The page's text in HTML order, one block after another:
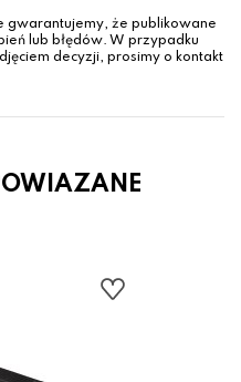
gwarantujemy, że publikowane
lub błędów. W przypadku
decyzji, prosimy o kontakt